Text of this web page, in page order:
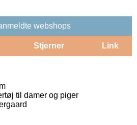
webshops
Stjerner Link
til damer og piger